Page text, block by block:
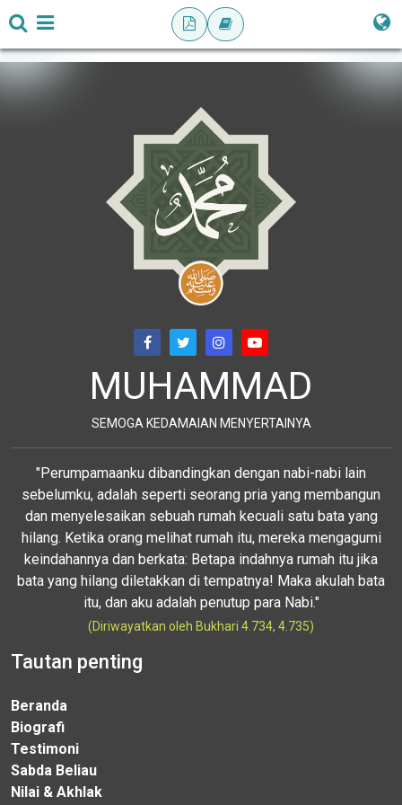
MUHAMMAD
SEMOGA KEDAMAIAN MENYERTAINYA
"Perumpamaanku dibandingkan dengan nabi-nabi lain
sebelumku, adalah seperti seorang pria yang membangun
dan menyelesaikan sebuah rumah kecuali satu bata yang
hilang. Ketika orang melihat rumah itu, mereka mengagumi
keindahannya dan berkata: Betapa indahnya rumah itu jika
bata yang hilang diletakkan di tempatnya! Maka akulah bata
itu, dan aku adalah penutup para Nabi."
(Diriwayatkan oleh Bukhari 4.734, 4.735)
Tautan penting
Beranda
Biografi
Testimoni
Sabda Beliau
Nilai & Akhlak